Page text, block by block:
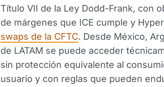
Título VII de la Ley Dodd-Frank, con
de márgenes que ICE cumple y
swaps de la CFTC. Desde México,
de LATAM se puede acceder
sin protección equivalente al
usuario y con reglas que pueden